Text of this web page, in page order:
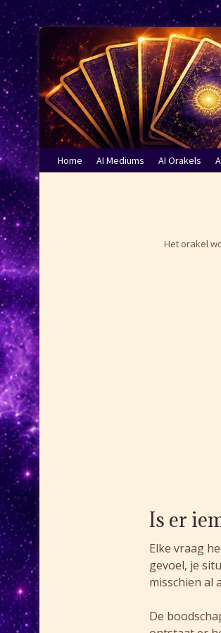
Home AI Mediums AI Orakels
Het orakel
Is er
Elke vraag
gevoel, je
misschien al
De